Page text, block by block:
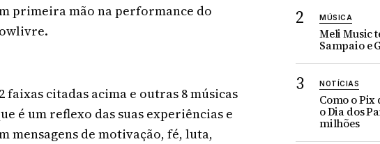
primeira mão na performance do
citadas acima e outras 8 músicas
é um reflexo das suas experiências e
mensagens de motivação, fé, luta,
MÚSICA
Meli Music
Sampaio e
NOTÍCIAS
Como o
o Dia dos
milhões